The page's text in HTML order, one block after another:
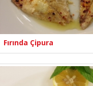
Fırında Çipura